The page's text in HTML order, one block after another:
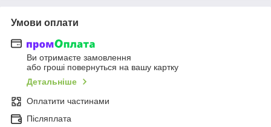
Умови оплати
Ви отримаєте замовлення
або гроші повернуться на вашу картку
Детальніше
Оплатити частинами
Післяплата